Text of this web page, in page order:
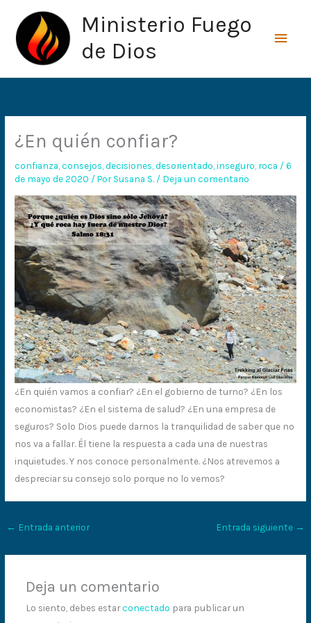
contenido
Ministerio Fuego
de Dios
¿En quién confiar?
confianza ,consejos ,decisiones ,desorientado ,inseguro roca /6
de mayo de 2020 / PorSusana S. / Deja un comentario
¿En quién vamos a confiar? ¿En el gobierno de turno? ¿En los
economistas? ¿En el sistema de salud? ¿En una empresa de
seguros? Solo Dios puede darnos la tranquilidad de saber que no
nos va a fallar. Él tiene la respuesta a cada una de nuestras
inquietudes. Y nos conoce personalmente. ¿Nos atrevemos a
despreciar su consejo solo porque no lo vemos?
← Entrada anterior Entrada siguiente →
Deja un comentario
Lo siento, debes estarconectado para publicar un